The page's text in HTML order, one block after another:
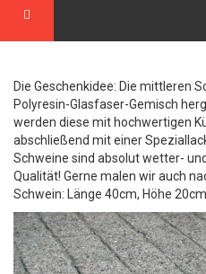
Die Geschenkidee: Die mittleren
Polyresin-Glasfaser-Gemisch
werden diese mit hochwertigen
abschließend mit einer
Schweine sind absolut wetter-
Qualität! Gerne malen wir auch
Schwein: Länge 40cm, Höhe 20cm.